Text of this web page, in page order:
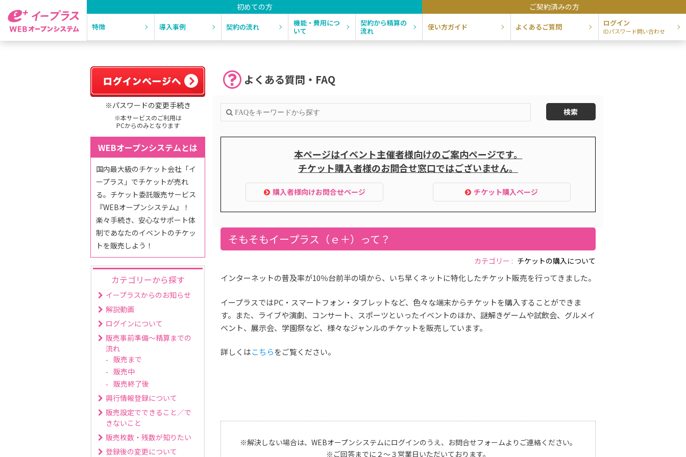
初めての方
特徴 導入事例 契約の流れ
機能・費用につ
いて
契約から精算の
流れ
ご契約済みの方
使い方ガイド よくあるご質問 ログイン
IDパスワード問い合わせ
よくある質問・FAQ
本ページはイベント主催者様向けのご案内ページです。
チケット購入者様のお問合せ窓口ではございません。
購入者様向けお問合せページ チケット購入ページ
そもそもイープラス（ｅ＋）って？
カテゴリー : チケットの購入について
インターネットの普及率が10％台前半の頃から、いち早くネットに特化したチケット販売を行ってきました。
イープラスではPC・スマートフォン・タブレットなど、色々な端末からチケットを購入することができま
す。また、ライブや演劇、コンサート、スポーツといったイベントのほか、謎解きゲームや試飲会、グルメイ
ベント、展示会、学園祭など、様々なジャンルのチケットを販売しています。
詳しくはこちらをご覧ください。
※解決しない場合は、WEBオープンシステムにログインのうえ、お問合せフォームよりご連絡ください。
※ご回答までに２～３営業日いただいております。
※パスワードの変更手続き
※本サービスのご利用は
PCからのみとなります
WEBオープンシステムとは
国内最大級のチケット会社「イ
ープラス」でチケットが売れ
る。チケット委託販売サービス
『WEBオープンシステム』！
楽々手続き、安心なサポート体
制であなたのイベントのチケッ
トを販売しよう！
カテゴリーから探す
イープラスからのお知らせ
解説動画
ログインについて
販売事前準備～精算までの
流れ
販売まで
販売中
販売終了後
興行情報登録について
販売設定でできること／で
きないこと
販売枚数・残数が知りたい
登録後の変更について